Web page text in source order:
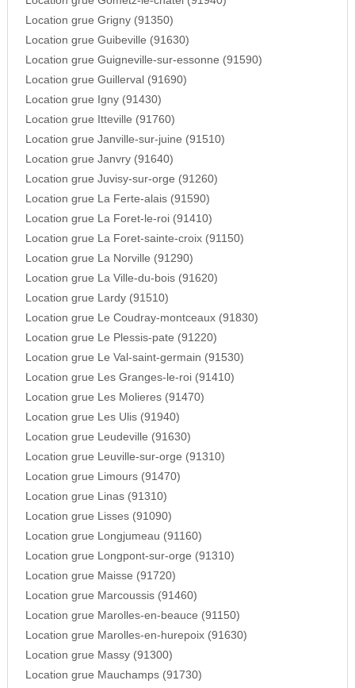
Location grue Grigny (91350)
Location grue Guibeville (91630)
Location grue Guigneville-sur-essonne (91590)
Location grue Guillerval (91690)
Location grue Igny (91430)
Location grue Itteville (91760)
Location grue Janville-sur-juine (91510)
Location grue Janvry (91640)
Location grue Juvisy-sur-orge (91260)
Location grue La Ferte-alais (91590)
Location grue La Foret-le-roi (91410)
Location grue La Foret-sainte-croix (91150)
Location grue La Norville (91290)
Location grue La Ville-du-bois (91620)
Location grue Lardy (91510)
Location grue Le Coudray-montceaux (91830)
Location grue Le Plessis-pate (91220)
Location grue Le Val-saint-germain (91530)
Location grue Les Granges-le-roi (91410)
Location grue Les Molieres (91470)
Location grue Les Ulis (91940)
Location grue Leudeville (91630)
Location grue Leuville-sur-orge (91310)
Location grue Limours (91470)
Location grue Linas (91310)
Location grue Lisses (91090)
Location grue Longjumeau (91160)
Location grue Longpont-sur-orge (91310)
Location grue Maisse (91720)
Location grue Marcoussis (91460)
Location grue Marolles-en-beauce (91150)
Location grue Marolles-en-hurepoix (91630)
Location grue Massy (91300)
Location grue Mauchamps (91730)